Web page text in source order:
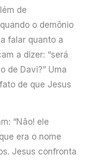
de
o demônio
falar quanto a
a dizer: “será
de Davi?” Uma
de que Jesus
“Não! ele
era o nome
Jesus confronta